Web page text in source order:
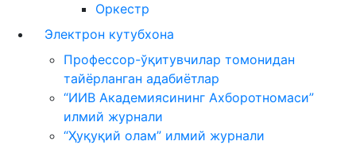
Оркестр
Электрон кутубхона
Профессор-ўқитувчилар томонидан
тайёрланган адабиётлар
“ИИВ Академиясининг Ахборотномаси”
илмий журнали
“Ҳуқуқий олам” илмий журнали